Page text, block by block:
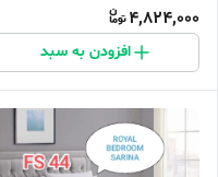
4,824,000
افزودن به سبد